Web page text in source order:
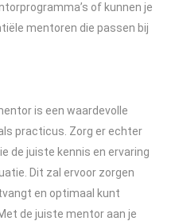
of kunnen je
mentoren die passen bij
is een waardevolle
practicus. Zorg er echter
de juiste kennis en ervaring
Dit zal ervoor zorgen
en optimaal kunt
de juiste mentor aan je